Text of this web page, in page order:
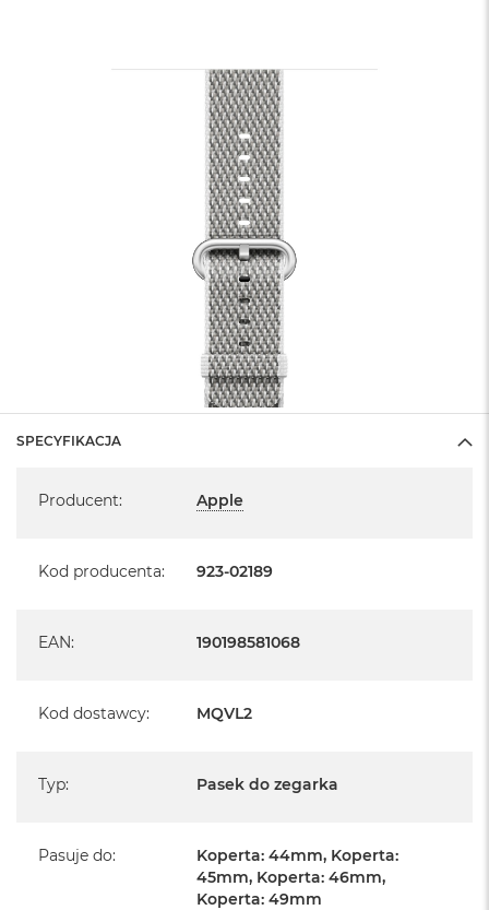
SPECYFIKACJA
Producent: Apple
Kod producenta: 923-02189
EAN: 190198581068
Kod dostawcy: MQVL2
Typ: Pasek do zegarka
Pasuje do:
Koperta: 44mm, Koperta:
45mm, Koperta: 46mm,
Koperta: 49mm